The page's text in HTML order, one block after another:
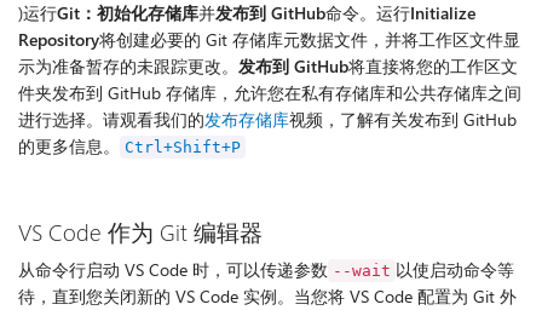
)运行Git：初始化存储库并发布到 GitHub命令。运行Initialize
Repository将创建必要的 Git 存储库元数据文件，并将工作区文件显
示为准备暂存的未跟踪更改。 发布到 GitHub将直接将您的工作区文
件夹发布到 GitHub 存储库，允许您在私有存储库和公共存储库之间
进行选择。请观看我们的发布存储库视频，了解有关发布到 GitHub
的更多信息。
Ctrl+Shift+P
VS Code 作为 Git 编辑器
从命令行启动 VS Code 时，可以传递参数 --wait 以使启动命令等
待，直到您关闭新的 VS Code 实例。当您将 VS Code 配置为 Git 外